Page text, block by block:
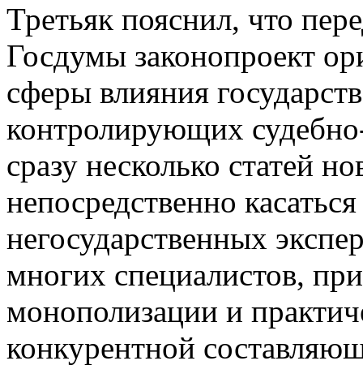
Третьяк пояснил, что
Госдумы законопроект
сферы влияния
контролирующих
сразу несколько статей
непосредственно
негосударственных
многих специалистов,
монополизации и
конкурентной